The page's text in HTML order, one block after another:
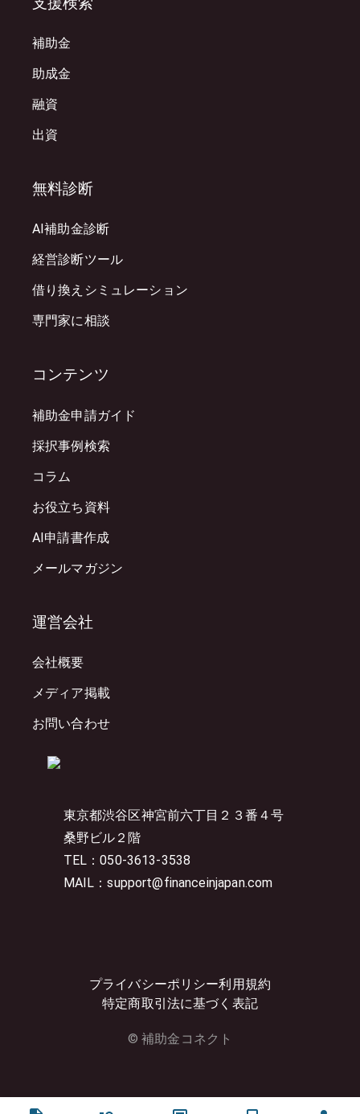
東京都渋谷区神宮前六丁目２３番４号
桑野ビル２階
TEL：050-3613-3538
MAIL：support@financeinjapan.com
プライバシーポリシー利用規約
特定商取引法に基づく表記
© 補助金コネクト
補助金
助成金
融資
出資
無料診断
AI補助金診断
経営診断ツール
借り換えシミュレーション
専門家に相談
コンテンツ
補助金申請ガイド
採択事例検索
コラム
お役立ち資料
AI申請書作成
メールマガジン
運営会社
会社概要
メディア掲載
お問い合わせ